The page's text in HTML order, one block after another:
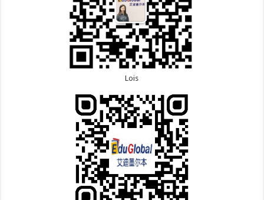
Lois